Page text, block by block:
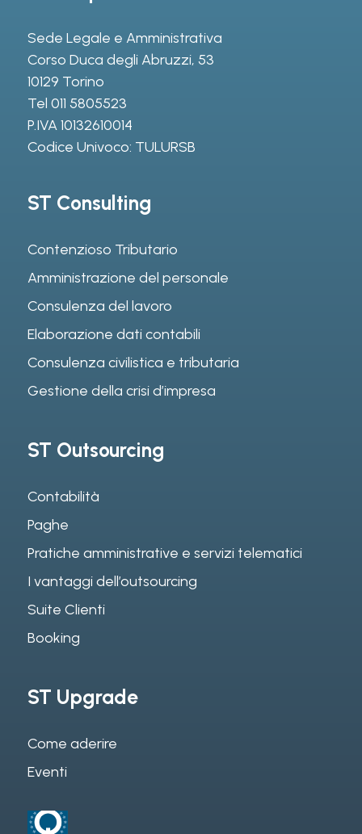
Sede Legale e Amministrativa
Corso Duca degli Abruzzi, 53
10129 Torino
Tel 011 5805523
P.IVA 10132610014
Codice Univoco: TULURSB
ST Consulting
Contenzioso Tributario
Amministrazione del personale
Consulenza del lavoro
Elaborazione dati contabili
Consulenza civilistica e tributaria
Gestione della crisi d’impresa
ST Outsourcing
Contabilità
Paghe
Pratiche amministrative e servizi telematici
I vantaggi dell’outsourcing
Suite Clienti
Booking
ST Upgrade
Come aderire
Eventi